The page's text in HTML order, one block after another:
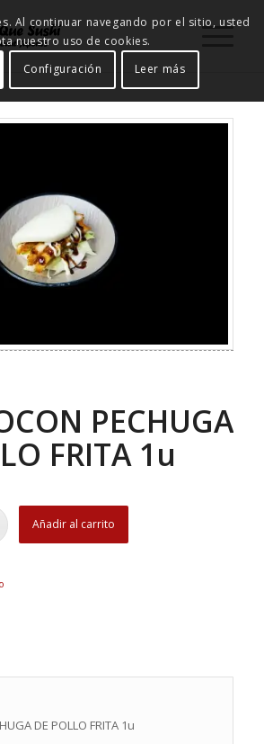
PECHUGA
FRITA 1u
Añadir al carrito
DE POLLO FRITA 1u
Al continuar navegando por el sitio, usted
nuestro uso de cookies.
Configuración Leer más